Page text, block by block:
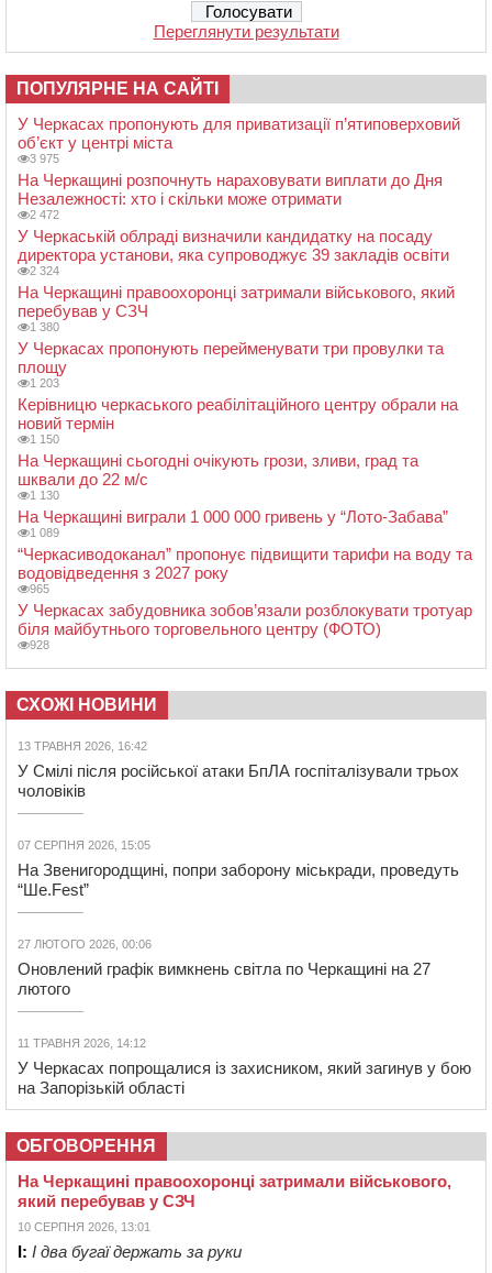
Переглянути результати
ПОПУЛЯРНЕ НА САЙТІ
У Черкасах пропонують для приватизації п’ятиповерховий
об’єкт у центрі міста
3 975
На Черкащині розпочнуть нараховувати виплати до Дня
Незалежності: хто і скільки може отримати
2 472
У Черкаській облраді визначили кандидатку на посаду
директора установи, яка супроводжує 39 закладів освіти
2 324
На Черкащині правоохоронці затримали військового, який
перебував у СЗЧ
1 380
У Черкасах пропонують перейменувати три провулки та
площу
1 203
Керівницю черкаського реабілітаційного центру обрали на
новий термін
1 150
На Черкащині сьогодні очікують грози, зливи, град та
шквали до 22 м/с
1 130
На Черкащині виграли 1 000 000 гривень у “Лото-Забава”
1 089
“Черкасиводоканал” пропонує підвищити тарифи на воду та
водовідведення з 2027 року
965
У Черкасах забудовника зобов’язали розблокувати тротуар
біля майбутнього торговельного центру (ФОТО)
928
СХОЖІ НОВИНИ
13 ТРАВНЯ 2026, 16:42
У Смілі після російської атаки БпЛА госпіталізували трьох
чоловіків
07 СЕРПНЯ 2026, 15:05
На Звенигородщині, попри заборону міськради, проведуть
“Ше.Fest”
27 ЛЮТОГО 2026, 00:06
Оновлений графік вимкнень світла по Черкащині на 27
лютого
11 ТРАВНЯ 2026, 14:12
У Черкасах попрощалися із захисником, який загинув у бою
на Запорізькій області
ОБГОВОРЕННЯ
На Черкащині правоохоронці затримали військового,
який перебував у СЗЧ
10 СЕРПНЯ 2026, 13:01
І: І два бугаї держать за руки